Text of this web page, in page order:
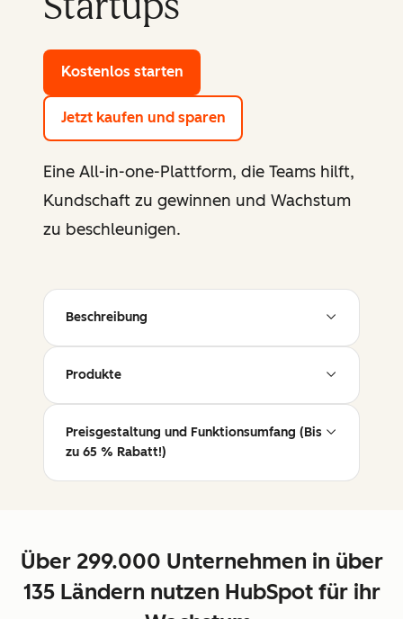
Kostenlos starten
Jetzt kaufen und sparen
Eine All-in-one-Plattform, die Teams hilft,
Kundschaft zu gewinnen und Wachstum
zu beschleunigen.
Beschreibung
Produkte
Preisgestaltung und Funktionsumfang (Bis
zu 65 % Rabatt!)
Über 299.000 Unternehmen in über
135 Ländern nutzen HubSpot für ihr